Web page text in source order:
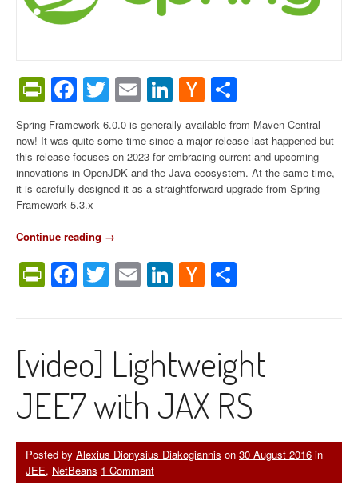
PrintFriendly
Facebook
Twitter
EmailLinkedIn
Hacker
News
Spring Framework 6.0.0 is generally available from Maven Central
now! It was quite some time since a major release last happened but
this release focuses on 2023 for embracing current and upcoming
innovations in OpenJDK and the Java ecosystem. At the same time,
it is carefully designed it as a straightforward upgrade from Spring
Framework 5.3.x
Continue reading “
p
r
e
o
r
k
→
PrintFriendly
Facebook
Twitter
EmailLinkedIn
Hacker
News
[video] Lightweight
JEE7 with JAX RS
Posted by Alexius Dionysius Diakogiannis on 30 August 2016 in
JEE, NetBeans 1 Comment